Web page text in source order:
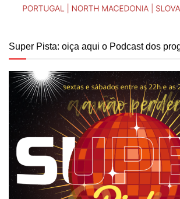
Super Pista: oiça aqui o Podcast dos